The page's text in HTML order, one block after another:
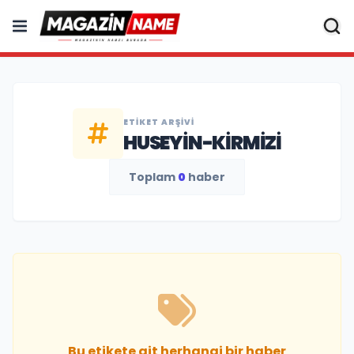
ETIKET ARŞIVI
HUSEYIN-KIRMIZI
Toplam 0 haber